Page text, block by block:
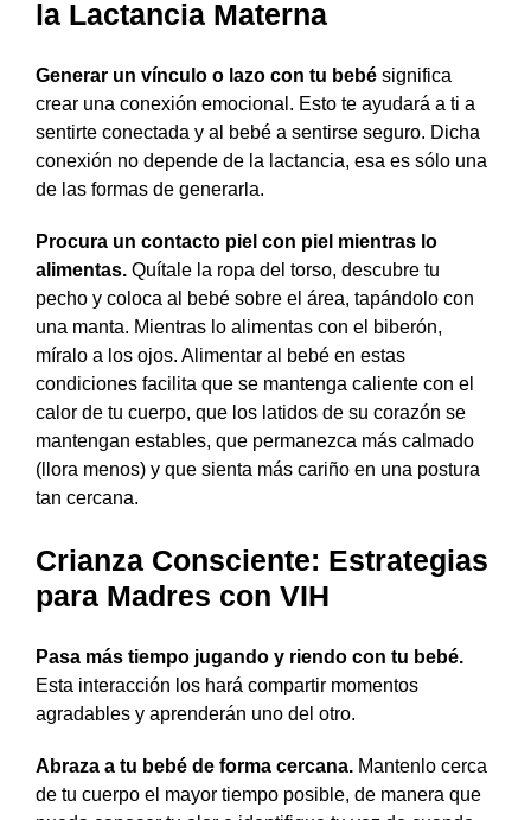
la Lactancia Materna
Generar un vínculo o lazo con tu bebé significa
crear una conexión emocional. Esto te ayudará a ti a
sentirte conectada y al bebé a sentirse seguro. Dicha
conexión no depende de la lactancia, esa es sólo una
de las formas de generarla.
Procura un contacto piel con piel mientras lo
alimentas. Quítale la ropa del torso, descubre tu
pecho y coloca al bebé sobre el área, tapándolo con
una manta. Mientras lo alimentas con el biberón,
míralo a los ojos. Alimentar al bebé en estas
condiciones facilita que se mantenga caliente con el
calor de tu cuerpo, que los latidos de su corazón se
mantengan estables, que permanezca más calmado
(llora menos) y que sienta más cariño en una postura
tan cercana.
Crianza Consciente: Estrategias
para Madres con VIH
Pasa más tiempo jugando y riendo con tu bebé.
Esta interacción los hará compartir momentos
agradables y aprenderán uno del otro.
Abraza a tu bebé de forma cercana. Mantenlo cerca
de tu cuerpo el mayor tiempo posible, de manera que